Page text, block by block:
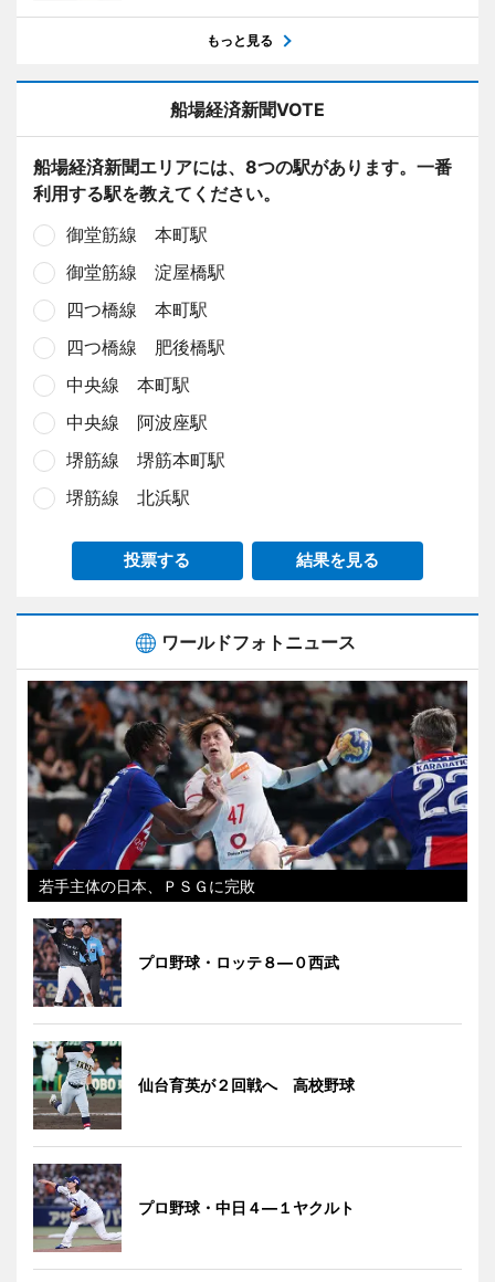
もっと見る
船場経済新聞VOTE
船場経済新聞エリアには、8つの駅があります。一番
利用する駅を教えてください。
御堂筋線 本町駅
御堂筋線 淀屋橋駅
四つ橋線 本町駅
四つ橋線 肥後橋駅
中央線 本町駅
中央線 阿波座駅
堺筋線 堺筋本町駅
堺筋線 北浜駅
投票する 結果を見る
ワールドフォトニュース
若手主体の日本、ＰＳＧに完敗
プロ野球・ロッテ８―０西武
仙台育英が２回戦へ 高校野球
プロ野球・中日４―１ヤクルト